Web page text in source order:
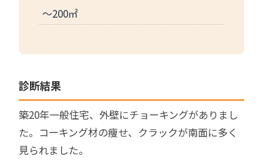
～200㎡
診断結果
築20年一般住宅、外壁にチョーキングがありまし
た。コーキング材の痩せ、クラックが南面に多く
見られました。